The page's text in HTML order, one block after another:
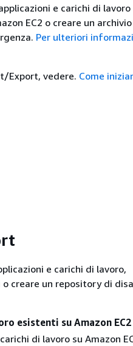
e carichi di lavoro
EC2 o creare un
Per ulteriori
Export, vedere. Come
e carichi di lavoro,
creare un repository di
esistenti su Amazon EC2
di lavoro su Amazon